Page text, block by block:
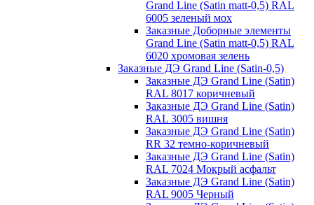
Grand Line (Satin matt-0,5) RAL
6005 зеленый мох
Заказные Доборные элементы
Grand Line (Satin matt-0,5) RAL
6020 хромовая зелень
Заказные ДЭ Grand Line (Satin-0,5)
Заказные ДЭ Grand Line (Satin)
RAL 8017 коричневый
Заказные ДЭ Grand Line (Satin)
RAL 3005 вишня
Заказные ДЭ Grand Line (Satin)
RR 32 темно-коричневый
Заказные ДЭ Grand Line (Satin)
RAL 7024 Мокрый асфальт
Заказные ДЭ Grand Line (Satin)
RAL 9005 Черный